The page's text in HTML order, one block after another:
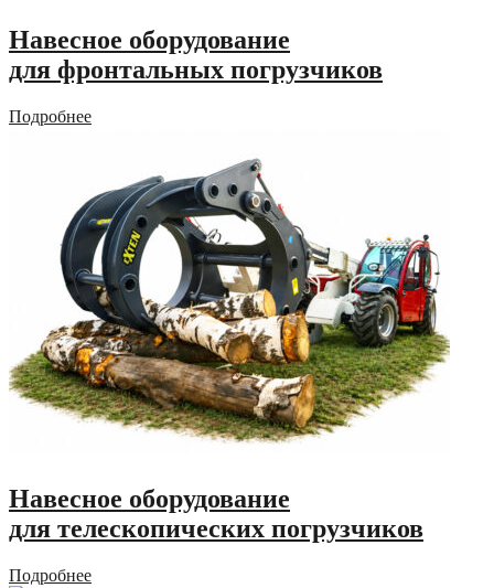
Навесное оборудование
для фронтальных погрузчиков
Подробнее
Навесное оборудование
для телескопических погрузчиков
Подробнее